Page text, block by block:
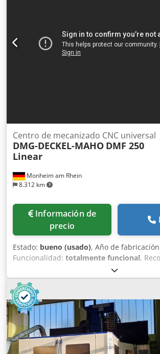
Monheim am Rhein
8.312 km
Centro de mecanizado CNC universal
DMG-DECKEL-MAHO DMF 250
Linear
Información de
precio
Estado: bueno (usado), Año de
Funcionalidad: totalmente funcional,
X: 2500 mm Recorrido en el eje Y: 920 mm
eje Z: 820 mm Control: Heidenhain iTNC
la mesa: 3100 x 900 mm Carga máxima de
Interfaz para herramientas: HSK-A63
husillo: 20 - 18000 rpm Avance rápido (X,
m/min Dsdpfxezclwle Akzjkr Motor
kW Consumo total de energía: 92 kVA
aprox. 25,6 t Espacio requerido: aprox.